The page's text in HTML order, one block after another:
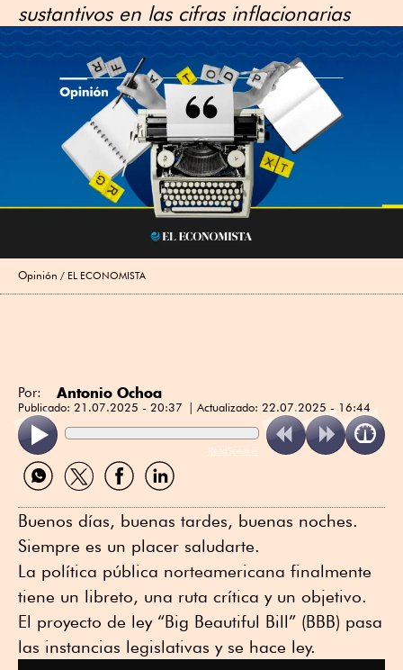
sustantivos en las cifras inflacionarias
Opinión EL ECONOMISTA
Por: Antonio Ochoa
Publicado: 21.07.2025 - 20:37 Actualizado: 22.07.2025 - 16:44
ReadSpeaker
Compartir
por
Compartir
por
Compartir
por
Compartir
por
Buenos días, buenas tardes, buenas noches.
Siempre es un placer saludarte.
La política pública norteamericana finalmente
tiene un libreto, una ruta crítica y un objetivo.
El proyecto de ley “Big Beautiful Bill” (BBB) pasa
las instancias legislativas y se hace ley.